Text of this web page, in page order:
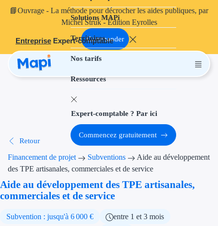
📘Ouvrage - La méthode pour décrocher les aides publiques, par
Michel Struk - Édition Eyrolles
Commander
Entreprise Expert-comptable
Solutions MAPi
Territoires
Nos tarifs
Ressources
Projets finançables
Aides à
Aides
Thématiques
Financement
Expert-comptable ? Par ici
Commencez gratuitement
Retour
Financement de projet Subventions
Aide au développement
des TPE artisanales, commerciales et de service
Aide au développement des TPE artisanales,
commerciales et de service
Subvention : jusqu'à 6 000 €
entre 1 et 3 mois